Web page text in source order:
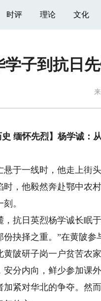
时评 理论 文化
学子到抗日
史 缅怀先烈】杨学诚：
一线时，他走上街头
，他毅然奔赴鄂中农
。
日英烈杨学诚长眠于
抉择之重。”在黄陂参
陂研子岗一户贫苦农家
分内向，鲜少参加课外
对华北的争夺。然